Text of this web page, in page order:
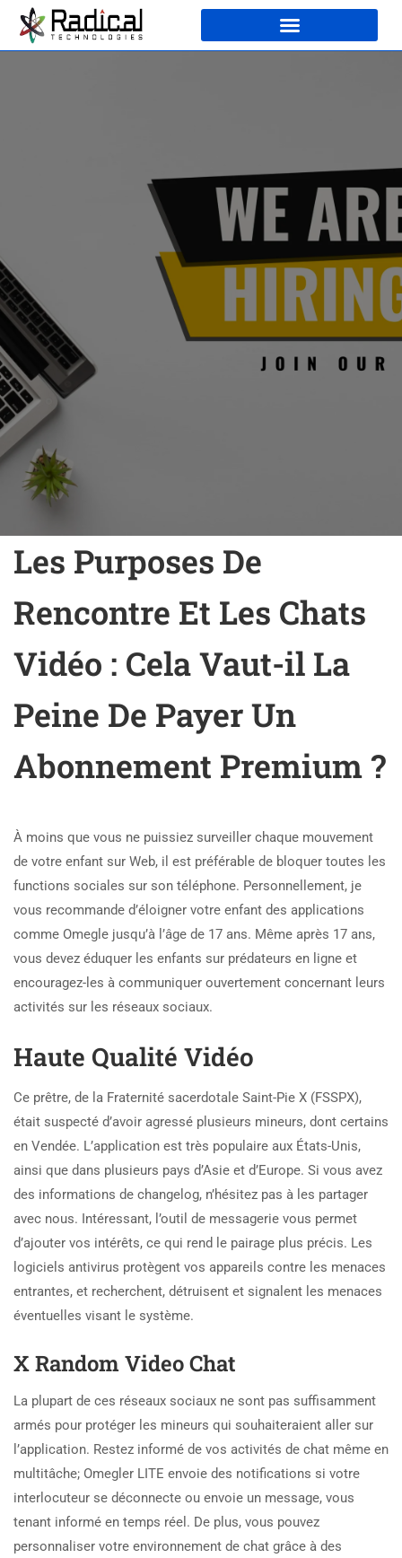
Les Purposes De
Rencontre Et Les Chats
Vidéo : Cela Vaut-il La
Peine De Payer Un
Abonnement Premium ?
À moins que vous ne puissiez surveiller chaque mouvement
de votre enfant sur Web, il est préférable de bloquer toutes les
functions sociales sur son téléphone. Personnellement, je
vous recommande d’éloigner votre enfant des applications
comme Omegle jusqu’à l’âge de 17 ans. Même après 17 ans,
vous devez éduquer les enfants sur prédateurs en ligne et
encouragez-les à communiquer ouvertement concernant leurs
activités sur les réseaux sociaux.
Haute Qualité Vidéo
Ce prêtre, de la Fraternité sacerdotale Saint-Pie X (FSSPX),
était suspecté d’avoir agressé plusieurs mineurs, dont certains
en Vendée. L’application est très populaire aux États-Unis,
ainsi que dans plusieurs pays d’Asie et d’Europe. Si vous avez
des informations de changelog, n’hésitez pas à les partager
avec nous. Intéressant, l’outil de messagerie vous permet
d’ajouter vos intérêts, ce qui rend le pairage plus précis. Les
logiciels antivirus protègent vos appareils contre les menaces
entrantes, et recherchent, détruisent et signalent les menaces
éventuelles visant le système.
X Random Video Chat
La plupart de ces réseaux sociaux ne sont pas suffisamment
armés pour protéger les mineurs qui souhaiteraient aller sur
l’application. Restez informé de vos activités de chat même en
multitâche; Omegler LITE envoie des notifications si votre
interlocuteur se déconnecte ou envoie un message, vous
tenant informé en temps réel. De plus, vous pouvez
personnaliser votre environnement de chat grâce à des